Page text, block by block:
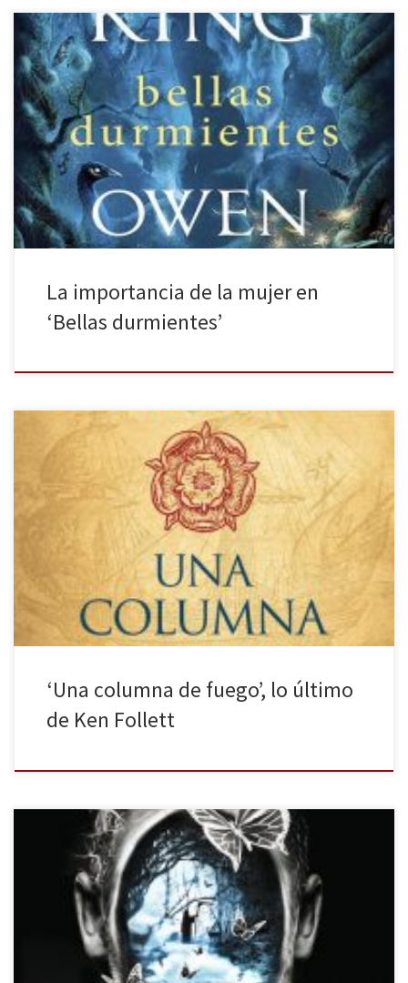
Desde el principio de los tiempos, la desigualdad entre hombres y
mujeres ha estado siempre presente. A día de hoy, aunque la
situación ha mejorado bastante con respecto a épocas pasadas,
sigue habiendo una brecha enorme difícil de solventar. Es por ello
que cualquier acción o evento a favor del […]
La importancia de la mujer en
‘Bellas durmientes’
Una columna de fuego, publicada por Plaza & Janés, es la tercera
parte de la trilogía de narrativa histórica que el novelista Ken
Follett inicia con Los pilares de la Tierra primero y Un mundo sin fin
después, ambas novelas con una proyección y una acogida
multitudinaria de público, vendiendo […]
‘Una columna de fuego’, lo último
de Ken Follett
Los monstruos son reales y los fantasmas son reales también. Viven
dentro de nosotros y a veces ellos ganan. Y es que estas palabras
textuales no podrían ser de otra persona que no fuera Stephen
King. El maestro de lo oscuro, de lo desconocido, de todo aquello
que nadie miente, […]